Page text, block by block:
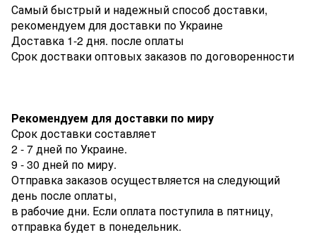
Самый быстрый и надежный способ доставки,
рекомендуем для доставки по Украине
Доставка 1-2 дня. после оплаты
Срок достваки оптовых заказов по договоренности
Рекомендуем для доставки по миру
Срок доставки составляет
2 - 7 дней по Украине.
9 - 30 дней по миру.
Отправка заказов осуществляется на следующий
день после оплаты,
в рабочие дни. Если оплата поступила в пятницу,
отправка будет в понедельник.